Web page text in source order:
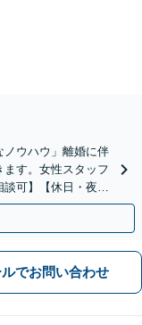
ノウハウ」離婚に伴
す。女性スタッフ
可】【休日・夜間
ルでお問い合わせ